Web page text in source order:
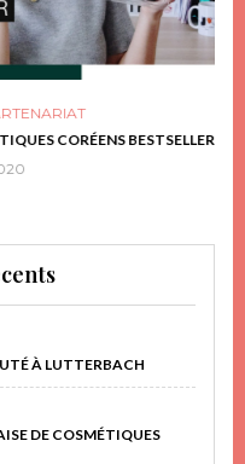
CORÉENS BESTSELLER
À LUTTERBACH
DE COSMÉTIQUES